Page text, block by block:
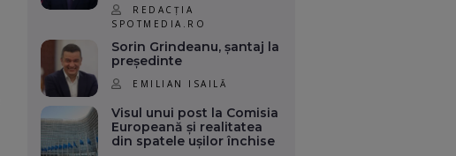
REDACȚIA
SPOTMEDIA.RO
Sorin Grindeanu, șantaj la
președinte
EMILIAN ISAILĂ
Visul unui post la Comisia
Europeană și realitatea
din spatele ușilor închise